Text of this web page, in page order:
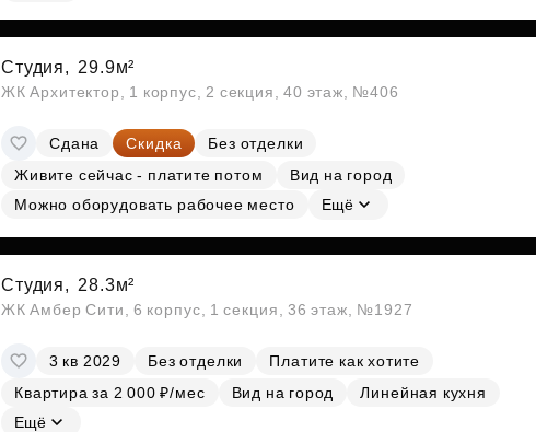
Студия, 29.9м²
ЖК Архитектор, 1 корпус, 2 секция, 40 этаж, №406
Сдана Скидка
Без отделки
Живите сейчас - платите потом
Вид на город
Можно оборудовать рабочее место
Ещё
Студия, 28.3м²
ЖК Амбер Сити, 6 корпус, 1 секция, 36 этаж, №1927
3 кв 2029 Без отделки
Платите как хотите
Квартира за 2 000 ₽/мес
Вид на город
Линейная кухня
Ещё